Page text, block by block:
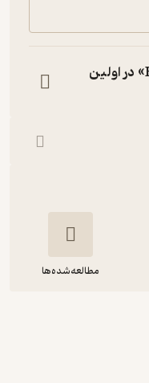
تخفیف با کد «HIFIDIBO» در اولین
مطالعه‌شده‌ها